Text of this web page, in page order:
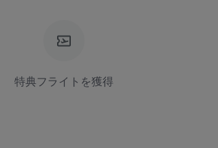
特典フライトを獲得